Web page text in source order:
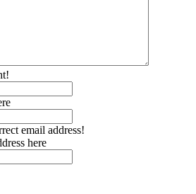
email address!
here